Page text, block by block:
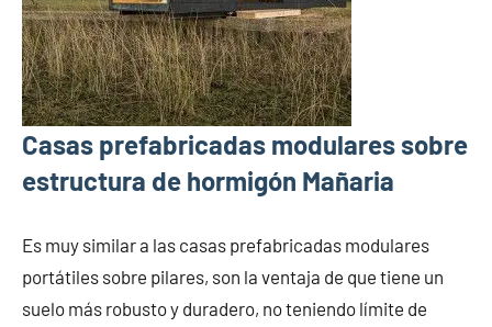
Casas prefabricadas modulares sobre
estructura de hormigón Mañaria
Es muy similar a las casas prefabricadas modulares
portátiles sobre pilares, son la ventaja de que tiene un
suelo más robusto y duradero, no teniendo límite de